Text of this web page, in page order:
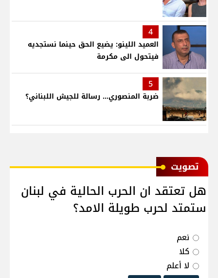
4
العميد اللينو: يضيع الحق حينما نستجديه
فيتحول الى مكرمة
5
ضربة المنصوري... رسالة للجيش اللبناني؟
ﺗﺼﻮﻳﺖ
هل تعتقد ان الحرب الحالية في لبنان
ستمتد لحرب طويلة الامد؟
نعم
كلا
لا أعلم